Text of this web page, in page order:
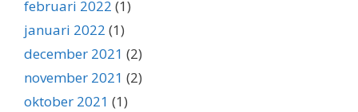
februari 2022 (1)
januari 2022 (1)
december 2021 (2)
november 2021 (2)
oktober 2021 (1)